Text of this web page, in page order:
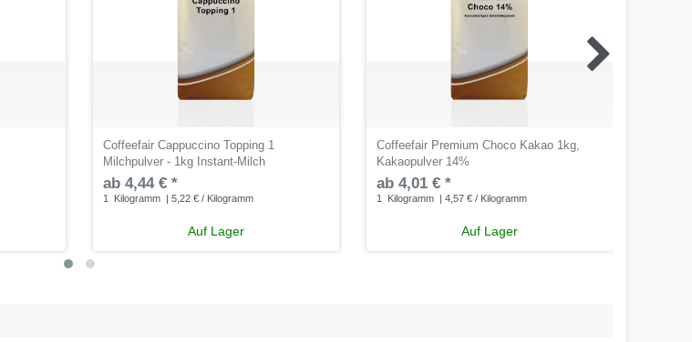
Coffeefair Cappuccino Topping 1
Milchpulver - 1kg Instant-Milch
ab 4,44 € *
1 Kilogramm | 5,22 € / Kilogramm
Auf Lager
Coffeefair Premium Choco Kakao 1kg,
Kakaopulver 14%
ab 4,01 € *
1 Kilogramm | 4,57 € / Kilogramm
Auf Lager